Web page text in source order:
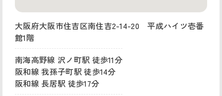
大阪府大阪市住吉区南住吉2-14-20 平成ハイツ壱番
館1階
南海高野線 沢ノ町駅 徒歩11分
阪和線 我孫子町駅 徒歩14分
阪和線 長居駅 徒歩17分